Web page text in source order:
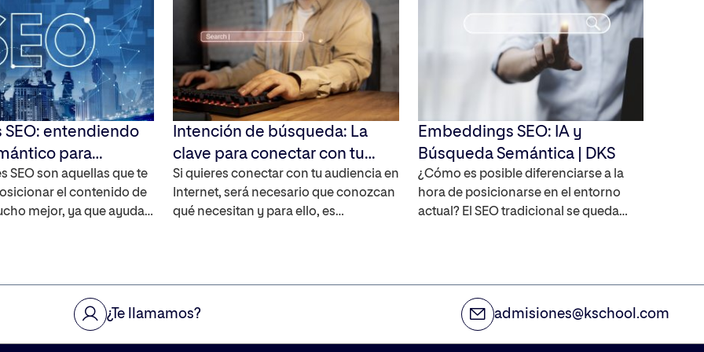
SEO: entendiendo
para
SEO son aquellas que te
el contenido de
mejor, ya que ayudan
que estos sean
a la intención
del usuario. Te contamos
Intención de búsqueda: La
clave para conectar con tu
audiencia
Si quieres conectar con tu audiencia en
Internet, será necesario que conozcan
qué necesitan y para ello, es
buscadores. ¿Qué es la intención de
búsqueda del usuario? La intención de
motivaciones que […]
Embeddings SEO: IA y
Búsqueda Semántica | DKS
¿Cómo es posible diferenciarse a la
hora de posicionarse en el entorno
actual? El SEO tradicional se queda
consiste el embeddings SEO, una
tecnología que tiene como base la IA y
que está cambiando la forma en la […]
¿Te llamamos? admisiones@kschool.com